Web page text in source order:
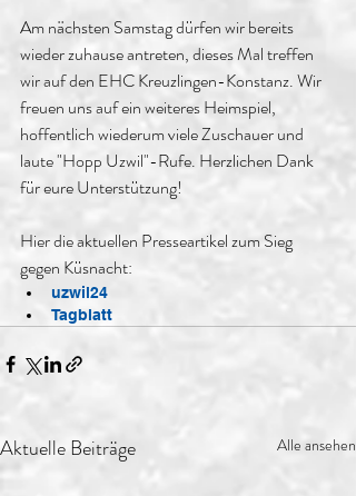
Am nächsten Samstag dürfen wir bereits
wieder zuhause antreten, dieses Mal treffen
wir auf den EHC Kreuzlingen-Konstanz. Wir
freuen uns auf ein weiteres Heimspiel,
hoffentlich wiederum viele Zuschauer und
laute "Hopp Uzwil"-Rufe. Herzlichen Dank
für eure Unterstützung!
Hier die aktuellen Presseartikel zum Sieg
gegen Küsnacht:
uzwil24
Tagblatt
Aktuelle Beiträge Alle ansehen